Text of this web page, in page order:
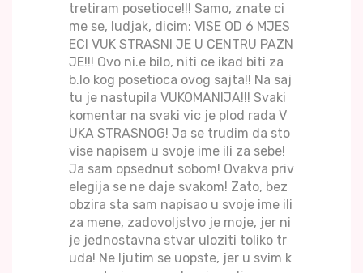
tretiram posetioce!!! Samo, znate ci
me se, ludjak, dicim: VISE OD 6 MJES
ECI VUK STRASNI JE U CENTRU PAZN
JE!!! Ovo ni.e bilo, niti ce ikad biti za
b.lo kog posetioca ovog sajta!! Na saj
tu je nastupila VUKOMANIJA!!! Svaki
komentar na svaki vic je plod rada V
UKA STRASNOG! Ja se trudim da sto
vise napisem u svoje ime ili za sebe!
Ja sam opsednut sobom! Ovakva priv
elegija se ne daje svakom! Zato, bez
obzira sta sam napisao u svoje ime ili
za mene, zadovoljstvo je moje, jer ni
je jednostavna stvar uloziti toliko tr
uda! Ne ljutim se uopste, jer u svim k